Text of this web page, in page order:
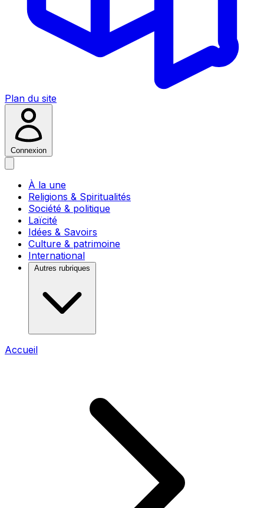
Plan du site
Connexion
À la une
Religions & Spiritualités
Société & politique
Laïcité
Idées & Savoirs
Culture & patrimoine
International
Autres rubriques
Accueil